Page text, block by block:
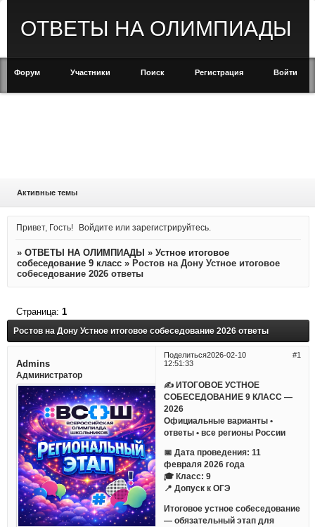
ОТВЕТЫ НА ОЛИМПИАДЫ
Форум Участники Поиск Регистрация Войти
Активные темы
Привет, Гость! Войдите илизарегистрируйтесь
» ОТВЕТЫ НА ОЛИМПИАДЫ » Устное итоговое
собеседование 9 класс » Ростов на Дону Устное итоговое
собеседование 2026 ответы
Ростов на Дону Устное итоговое собеседование 2026 ответы
Страница: 1
Поделиться 1
2026-02-10
12:51:33
Admins
Администратор
✍ ИТОГОВОЕ УСТНОЕ
СОБЕСЕДОВАНИЕ 9 КЛАСС —
2026
Официальные варианты •
ответы • все регионы России
📅 Дата проведения: 11
февраля 2026 года
🎓 Класс: 9
📍 Допуск к ОГЭ
Итоговое устное собеседование
— обязательный этап для